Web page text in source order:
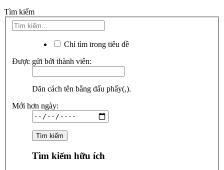
Tìm kiếm
Chỉ tìm trong tiêu đề
Được gửi bởi thành viên:
Dãn cách tên bằng dấu phẩy(,).
Mới hơn ngày:
Tìm kiếm hữu ích